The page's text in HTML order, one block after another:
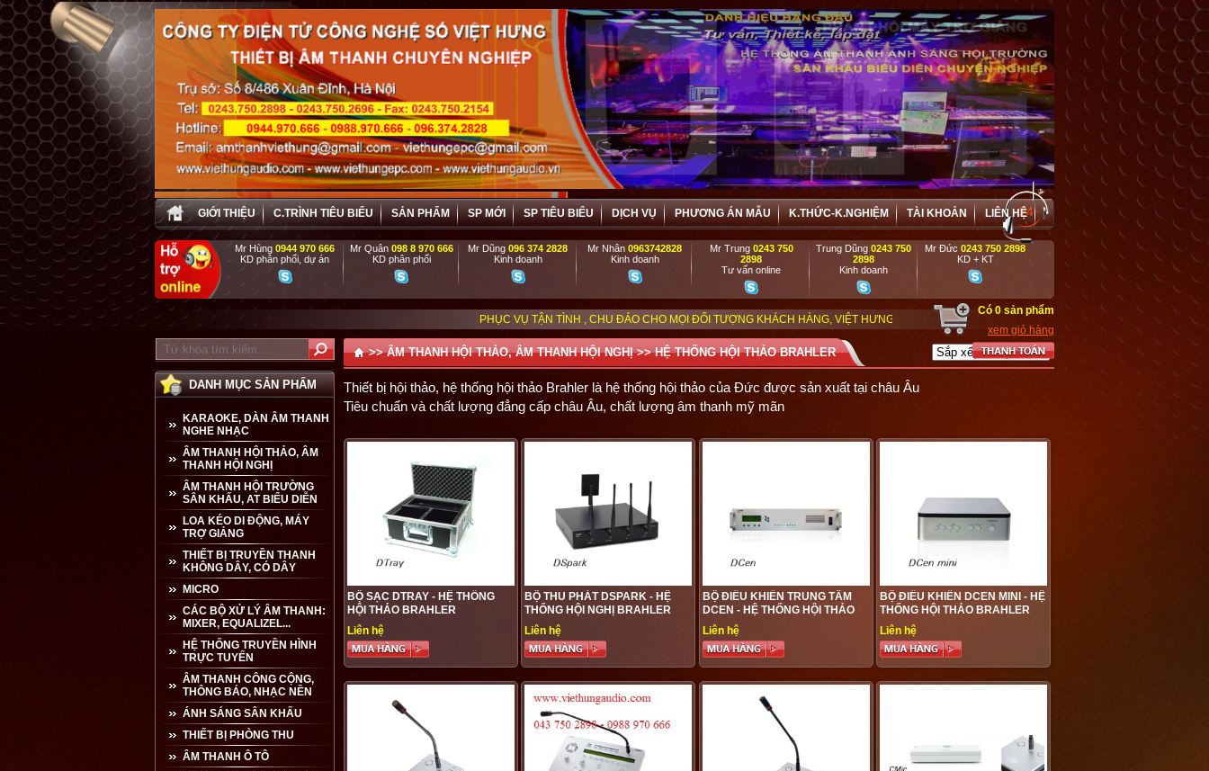
GIỚI THIỆU C.TRÌNH TIÊU BIỂU SẢN PHẨM SP MỚI SP TIÊU BIỂU DỊCH VỤ PHƯƠNG ÁN MẪU K.THỨC-K.NGHIỆM TÀI KHOẢN LIÊN HỆ
Mr Hùng0944 970 666
KD phân phối, dự án
Mr Quân 098 8 970 666
KD phân phối
Mr Dũng096 374 2828
Kinh doanh
Mr Nhân0963742828
Kinh doanh
Mr Trung 0243 750
2898
Tư vấn online
Trung Dũng 0243 750
2898
Kinh doanh
Mr Đức0243 750 2898
KD + KT
PHỤC VỤ TẬN TÌNH , CHU ĐÁO CHO MỌI ĐỐI TƯỢNG KHÁCH HÀNG, VIỆT HƯNG ĐẶC BIỆT ƯU ĐÃI VÀ HỢP TÁC HIỆU QUẢ VỚI CÁC DOANH NGHIỆP, DỰ
Có 0 sản phẩm
xem giỏ hàng
DANH MỤC SẢN PHẨM
KARAOKE, DÀN ÂM THANH
NGHE NHẠC
ÂM THANH HỘI THẢO, ÂM
THANH HỘI NGHỊ
ÂM THANH HỘI TRƯỜNG
SÂN KHẤU, AT BIỂU DIỄN
LOA KÉO DI ĐỘNG, MÁY
TRỢ GIẢNG
THIẾT BỊ TRUYỀN THANH
KHÔNG DÂY, CÓ DÂY
MICRO
CÁC BỘ XỬ LÝ ÂM THANH:
MIXER, EQUALIZEL...
HỆ THỐNG TRUYỀN HÌNH
TRỰC TUYẾN
ÂM THANH CÔNG CỘNG,
THÔNG BÁO, NHẠC NỀN
ÁNH SÁNG SÂN KHẤU
THIẾT BỊ PHÒNG THU
ÂM THANH Ô TÔ
>>ÂM THANH HỘI THẢO, ÂM THANH HỘI NGHỊ>>HỆ THỐNG HỘI THẢO BRAHLER
Thiết bị hội thảo, hệ thống hội thảo Brahler là hệ thống hội thảo của Đức được sản xuất tại châu Âu
Tiêu chuẩn và chất lượng đẳng cấp châu Âu, chất lượng âm thanh mỹ mãn
BỘ SẠC DTRAY - HỆ THỐNG
HỘI THẢO BRAHLER
Liên hệ
BỘ THU PHÁT DSPARK - HỆ
THỐNG HỘI NGHỊ BRAHLER
Liên hệ
BỘ ĐIỀU KHIỂN TRUNG TÂM
DCEN - HỆ THỐNG HỘI THẢO
BRAHLER
Liên hệ
BỘ ĐIỀU KHIỂN DCEN MINI - HỆ
THỐNG HỘI THẢO BRAHLER
Liên hệ